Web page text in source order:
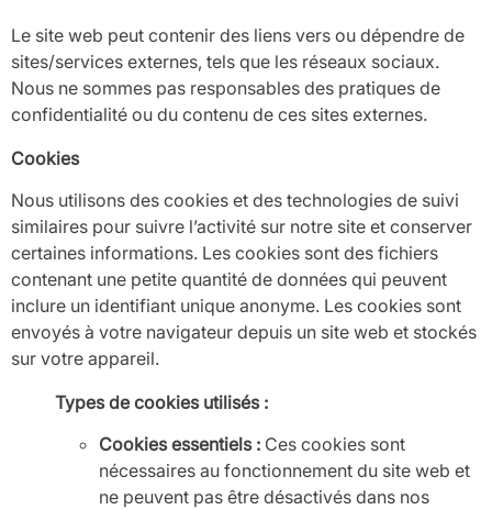
Le site web peut contenir des liens vers ou dépendre de
sites/services externes, tels que les réseaux sociaux.
Nous ne sommes pas responsables des pratiques de
confidentialité ou du contenu de ces sites externes.
Cookies
Nous utilisons des cookies et des technologies de suivi
similaires pour suivre l’activité sur notre site et conserver
certaines informations. Les cookies sont des fichiers
contenant une petite quantité de données qui peuvent
inclure un identifiant unique anonyme. Les cookies sont
envoyés à votre navigateur depuis un site web et stockés
sur votre appareil.
Types de cookies utilisés :
Cookies essentiels : Ces cookies sont
nécessaires au fonctionnement du site web et
ne peuvent pas être désactivés dans nos